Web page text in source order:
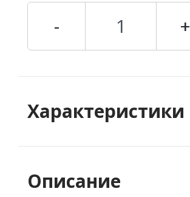
- +
Характеристики
Описание